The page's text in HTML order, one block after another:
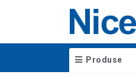
Produse